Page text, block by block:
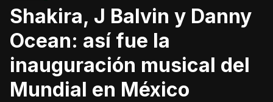
Shakira, J Balvin y Danny
Ocean: así fue la
inauguración musical del
Mundial en México